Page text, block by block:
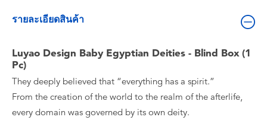
รายละเอียดสินค้า
Luyao Design Baby Egyptian Deities - Blind Box (1
Pc)
They deeply believed that “everything has a spirit.”
From the creation of the world to the realm of the afterlife,
every domain was governed by its own deity.